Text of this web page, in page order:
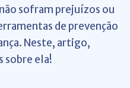
sofram prejuízos ou
de prevenção
Neste, artigo,
sobre ela!